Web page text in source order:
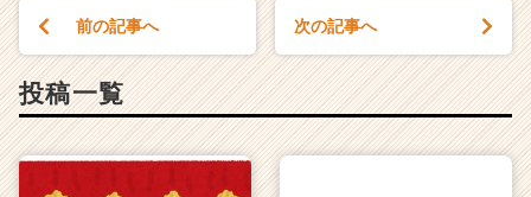
前の記事へ 次の記事へ
投稿一覧